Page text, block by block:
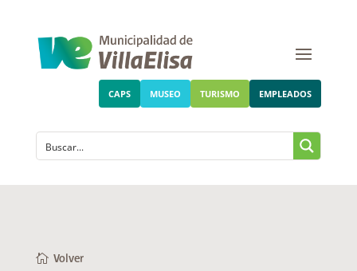
CAPS MUSEO TURISMO EMPLEADOS
Volver